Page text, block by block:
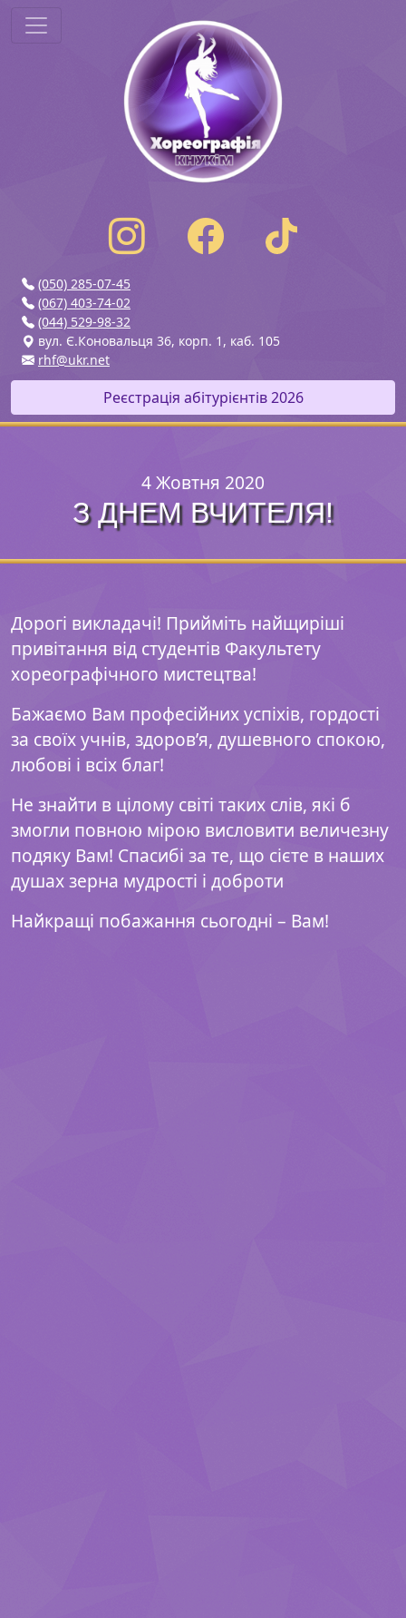
(050) 285-07-45
(067) 403-74-02
(044) 529-98-32
вул. Є.Коновальця 36, корп. 1, каб. 105
rhf@ukr.net
Реєстрація абітурієнтів 2026
4 Жовтня 2020
З ДНЕМ ВЧИТЕЛЯ!
Дорогі викладачі! Прийміть найщиріші
привітання від студентів Факультету
хореографічного мистецтва!
Бажаємо Вам професійних успіхів, гордості
за своїх учнів, здоров’я, душевного спокою,
любові і всіх благ!
Не знайти в цілому світі таких слів, які б
змогли повною мірою висловити величезну
подяку Вам! Спасибі за те, що сієте в наших
душах зерна мудрості і доброти
Найкращі побажання сьогодні – Вам!